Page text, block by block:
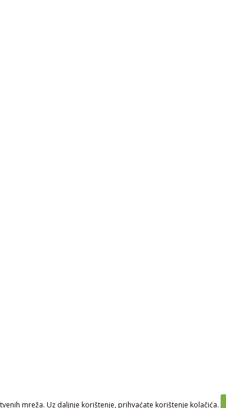
mreža. Uz daljnje korištenje, prihvaćate korištenje kolačića.